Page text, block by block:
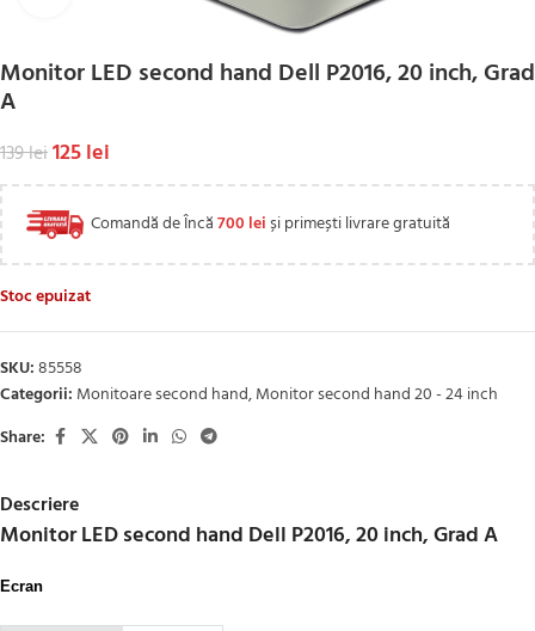
Monitor LED second hand Dell P2016, 20 inch, Grad
A
139lei125lei
Comandă de Încă700 leiși primești livrare gratuită
Stoc epuizat
SKU:85558
Categorii: Monitoare second hand,Monitor second hand 20 - 24 inch
Share:
Descriere
Monitor LED second hand Dell P2016, 20 inch, Grad A
Ecran